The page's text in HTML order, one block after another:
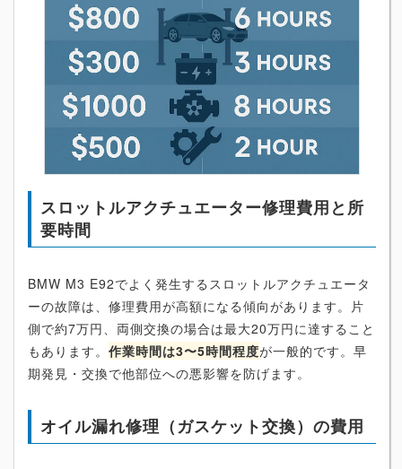
スロットルアクチュエーター修理費用と所
要時間
BMW M3 E92でよく発生するスロットルアクチュエータ
ーの故障は、修理費用が高額になる傾向があります。片
側で約7万円、両側交換の場合は最大20万円に達すること
もあります。 作業時間は3〜5時間程度が一般的です。早
期発見・交換で他部位への悪影響を防げます。
オイル漏れ修理（ガスケット交換）の費用